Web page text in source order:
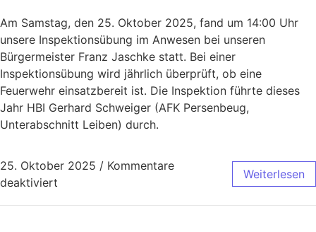
Am Samstag, den 25. Oktober 2025, fand um 14:00 Uhr
unsere Inspektionsübung im Anwesen bei unseren
Bürgermeister Franz Jaschke statt. Bei einer
Inspektionsübung wird jährlich überprüft, ob eine
Feuerwehr einsatzbereit ist. Die Inspektion führte dieses
Jahr HBI Gerhard Schweiger (AFK Persenbeug,
Unterabschnitt Leiben) durch.
25. Oktober 2025 / Kommentare
deaktiviert
Weiterlesen